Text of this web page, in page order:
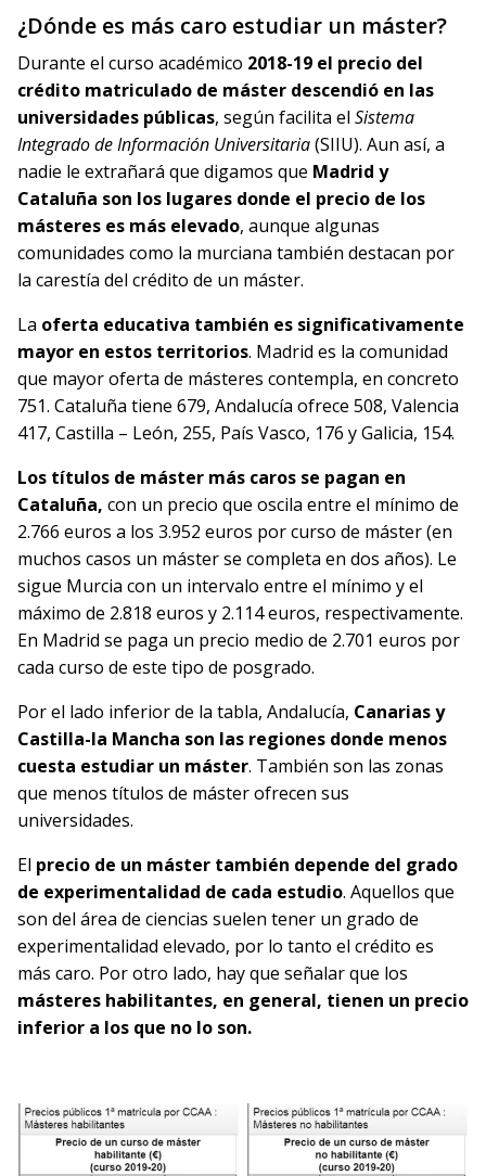
¿Dónde es más caro estudiar un máster?
Durante el curso académico 2018-19 el precio del
crédito matriculado de máster descendió en las
universidades públicas, según facilita el Sistema
Integrado de Información Universitaria(SIIU). Aun así, a
nadie le extrañará que digamos que Madrid y
Cataluña son los lugares donde el precio de los
másteres es más elevado, aunque algunas
comunidades como la murciana también destacan por
la carestía del crédito de un máster.
La oferta educativa también es significativamente
mayor en estos territorios. Madrid es la comunidad
que mayor oferta de másteres contempla, en concreto
751. Cataluña tiene 679, Andalucía ofrece 508, Valencia
417, Castilla – León, 255, País Vasco, 176 y Galicia, 154.
Los títulos de máster más caros se pagan en
Cataluña, con un precio que oscila entre el mínimo de
2.766 euros a los 3.952 euros por curso de máster (en
muchos casos un máster se completa en dos años). Le
sigue Murcia con un intervalo entre el mínimo y el
máximo de 2.818 euros y 2.114 euros, respectivamente.
En Madrid se paga un precio medio de 2.701 euros por
cada curso de este tipo de posgrado.
Por el lado inferior de la tabla, Andalucía, Canarias y
Castilla-la Mancha son las regiones donde menos
cuesta estudiar un máster. También son las zonas
que menos títulos de máster ofrecen sus
universidades.
El precio de un máster también depende del grado
de experimentalidad de cada estudio. Aquellos que
son del área de ciencias suelen tener un grado de
experimentalidad elevado, por lo tanto el crédito es
más caro. Por otro lado, hay que señalar que los
másteres habilitantes, en general, tienen un precio
inferior a los que no lo son.